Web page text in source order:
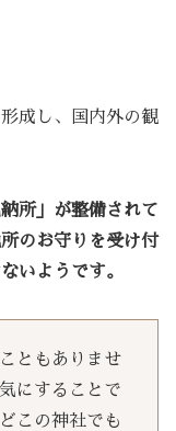
成し、国内外の観
所」が整備されて
のお守りを受け付
いようです。
ともありませ
にすることで
この神社でも